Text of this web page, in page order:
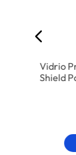
Vidrio
Shield